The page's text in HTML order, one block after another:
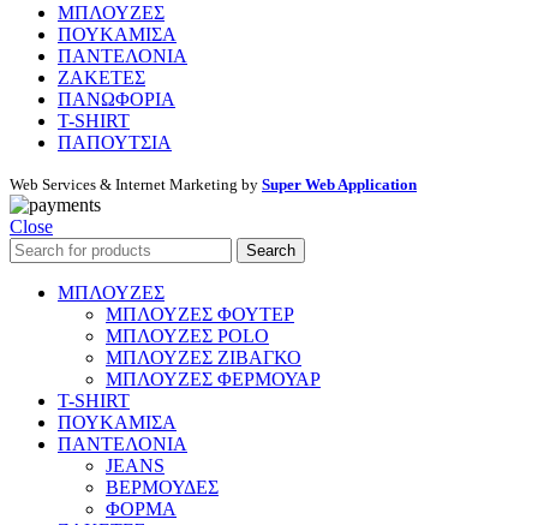
ΜΠΛΟΥΖΕΣ
ΠΟΥΚΑΜΙΣΑ
ΠΑΝΤΕΛΟΝΙΑ
ΖΑΚΕΤΕΣ
ΠΑΝΩΦΟΡΙΑ
T-SHIRT
ΠΑΠΟΥΤΣΙΑ
Web Services & Internet Marketing by Super Web Application
Close
Search
ΜΠΛΟΥΖΕΣ
ΜΠΛΟΥΖΕΣ ΦΟΥΤΕΡ
ΜΠΛΟΥΖΕΣ POLO
ΜΠΛΟΥΖΕΣ ΖΙΒΑΓΚΟ
ΜΠΛΟΥΖΕΣ ΦΕΡΜΟΥΑΡ
T-SHIRT
ΠΟΥΚΑΜΙΣΑ
ΠΑΝΤΕΛΟΝΙΑ
JEANS
ΒΕΡΜΟΥΔΕΣ
ΦΟΡΜΑ